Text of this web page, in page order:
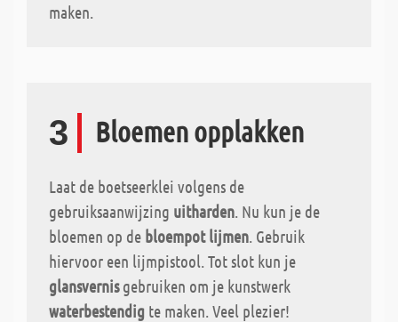
maken.
3 Bloemen opplakken
Laat de boetseerklei volgens de
gebruiksaanwijzing uitharden. Nu kun je de
bloemen op de bloempot lijmen. Gebruik
hiervoor een lijmpistool. Tot slot kun je
glansvernisgebruiken om je kunstwerk
waterbestendig te maken. Veel plezier!